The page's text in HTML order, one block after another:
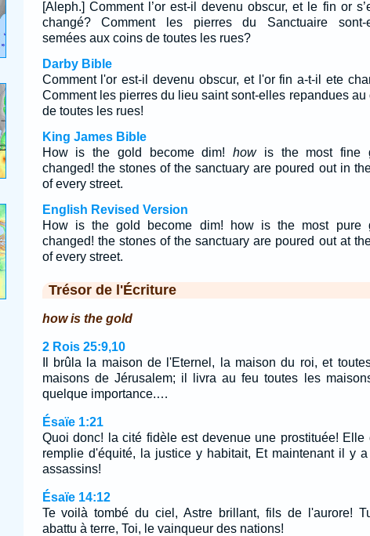
[Aleph.] Comment l’or est-il devenu obscur, et le fin or
changé? Comment les pierres du Sanctuaire sont-
semées aux coins de toutes les rues?
Darby Bible
Comment l'or est-il devenu obscur, et l'or fin a-t-il ete
Comment les pierres du lieu saint sont-elles repandues au
de toutes les rues!
King James Bible
How is the gold become dim!howis the most fine
changed! the stones of the sanctuary are poured out in
of every street.
English Revised Version
How is the gold become dim! how is the most pure
changed! the stones of the sanctuary are poured out at
of every street.
Trésor de l'Écriture
how is the gold
2 Rois 25:9,10
Il brûla la maison de l'Eternel, la maison du roi, et
maisons de Jérusalem; il livra au feu toutes les
quelque importance.…
Ésaïe 1:21
Quoi donc! la cité fidèle est devenue une prostituée! Elle
remplie d'équité, la justice y habitait, Et maintenant il y
assassins!
Ésaïe 14:12
Te voilà tombé du ciel, Astre brillant, fils de l'aurore!
abattu à terre, Toi, le vainqueur des nations!